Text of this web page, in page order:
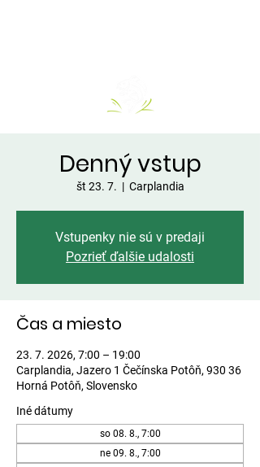
Denný vstup
št 23. 7.
  |
Carplandia
Vstupenky nie sú v predaji
Pozrieť ďalšie udalosti
Čas a miesto
23. 7. 2026, 7:00 – 19:00
Carplandia, Jazero 1 Čečínska Potôň, 930 36
Horná Potôň, Slovensko
Iné dátumy
so 08. 8., 7:00
ne 09. 8., 7:00